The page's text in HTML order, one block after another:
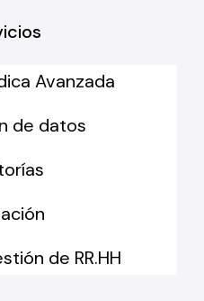
Avanzada
de datos
de RR.HH